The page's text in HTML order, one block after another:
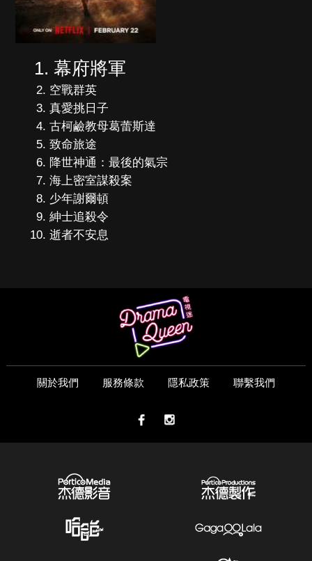
幕府將軍
空戰群英
真愛挑日子
古柯鹼教母葛蕾斯達
致命旅途
降世神通：最後的氣宗
海上密室謀殺案
少年謝爾頓
紳士追殺令
逝者不安息
關於我們 服務條款 隱私政策 聯繫我們